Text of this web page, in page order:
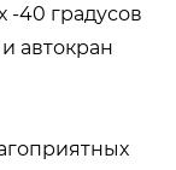
-40 градусов
автокран